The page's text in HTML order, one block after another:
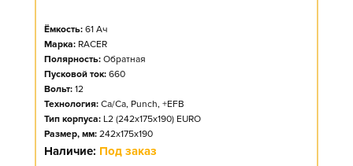
Ёмкость: 61 Ач
Марка: RACER
Полярность: Обратная
Пусковой ток: 660
Вольт: 12
Технология: Ca/Ca, Punch, +EFB
Тип корпуса: L2 (242x175x190) EURO
Размер, мм: 242x175x190
Наличие: Под заказ